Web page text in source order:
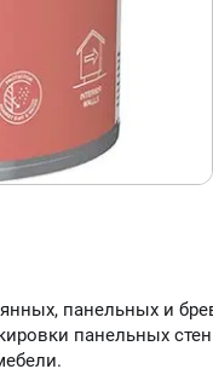
панельных и
панельных